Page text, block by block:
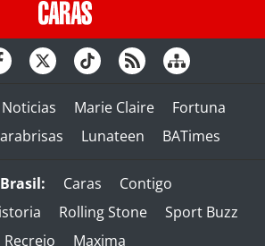
Noticias Marie Claire
Fortuna
Lunateen BATimes
Caras
Contigo
Rolling Stone
Sport Buzz
Recreio
Maxima